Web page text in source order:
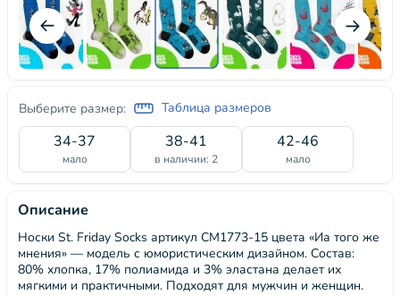
Выберите размер: Таблица размеров
34-37
мало
38-41
в наличии: 2
42-46
мало
Описание
Носки St. Friday Socks артикул СМ1773-15 цвета «Иа того же
мнения» — модель с юмористическим дизайном. Состав:
80% хлопка, 17% полиамида и 3% эластана делает их
мягкими и практичными. Подходят для мужчин и женщин.